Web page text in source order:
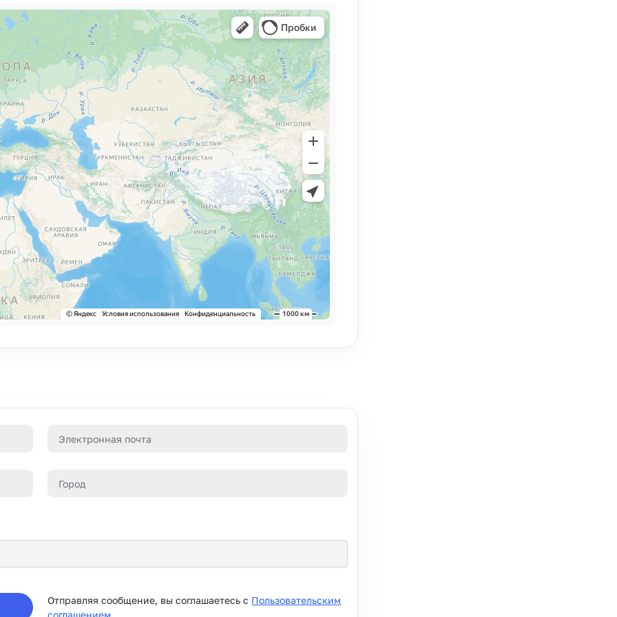
Отправляя сообщение, вы соглашаетесь с Пользовательским
соглашением